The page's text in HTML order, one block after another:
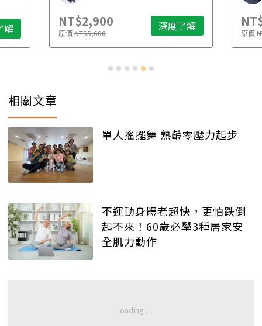
解 NT$2,900
原價NT$5,600 深度了解 原價
相關文章
單人搖擺舞 熟齡零壓力起步
不運動身體老超快，更怕跌倒
起不來！60歲必學3種居家安
全肌力動作